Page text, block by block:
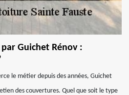
Guichet Rénov :
le métier depuis des années, Guichet
des couvertures. Quel que soit le type